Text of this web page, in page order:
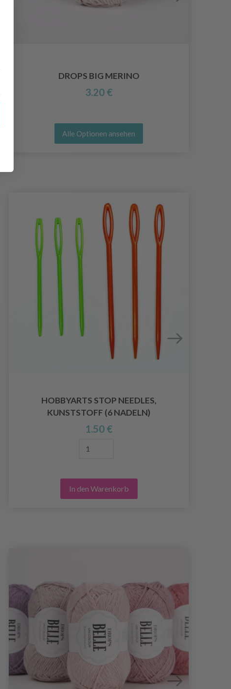
DROPS BIG MERINO
3.20 €
Alle Optionen ansehen
HOBBYARTS STOP NEEDLES,
KUNSTSTOFF (6 NADELN)
1.50 €
In den Warenkorb